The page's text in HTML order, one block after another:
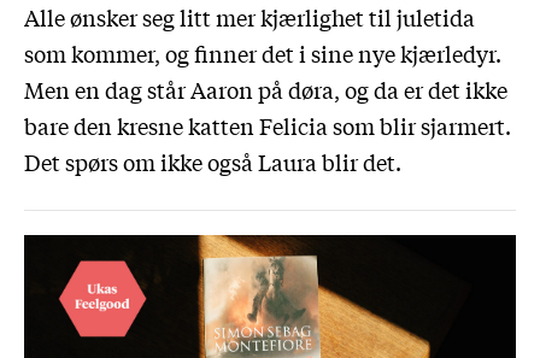
Alle ønsker seg litt mer kjærlighet til juletida
som kommer, og finner det i sine nye kjærledyr.
Men en dag står Aaron på døra, og da er det ikke
bare den kresne katten Felicia som blir sjarmert.
Det spørs om ikke også Laura blir det.